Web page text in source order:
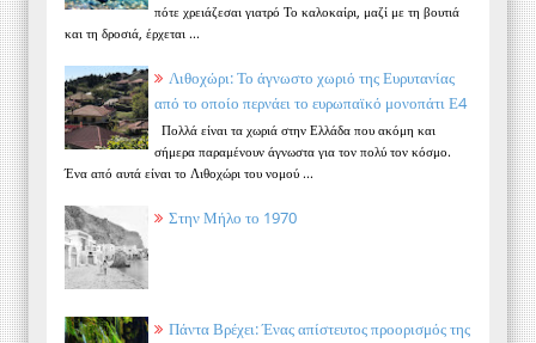
πότε χρειάζεσαι γιατρό Το καλοκαίρι, μαζί με τη βουτιά
και τη δροσιά, έρχεται ...
Λιθοχώρι: Το άγνωστο χωριό της Ευρυτανίας
από το οποίο περνάει το ευρωπαϊκό μονοπάτι Ε4
Πολλά είναι τα χωριά στην Ελλάδα που ακόμη και
σήμερα παραμένουν άγνωστα για τον πολύ τον κόσμο.
Ένα από αυτά είναι το Λιθοχώρι του νομού ...
Στην Μήλο το 1970
Πάντα Βρέχει: Ένας απίστευτος προορισμός της